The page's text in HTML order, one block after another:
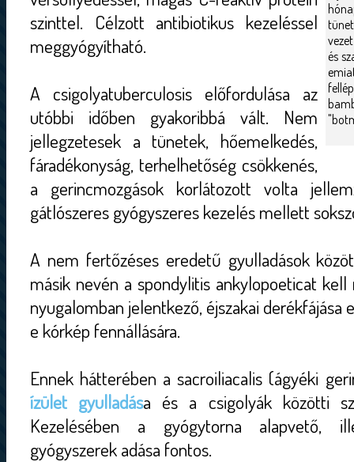
és
szinttel. Célzott antibiotikus kezeléssel
meggyógyítható.
A csigolyatuberculosis előfordulása az
utóbbi időben gyakoribbá vált. Nem
jellegzetesek a tünetek, hőemelkedés,
fáradékonyság, terhelhetőség csökkenés,
a gerincmozgások korlátozott volta
gátlószeres gyógyszeres kezelés mellett
A nem fertőzéses eredetű gyulladások
másik nevén a spondylitis ankylopoeticat
nyugalomban jelentkező, éjszakai
e kórkép fennállására.
Ennek hátterében a sacroiliacalis (ágyéki
ízület gyulladása és a csigolyák közötti
Kezelésében a gyógytorna alapvető,
gyógyszerek adása fontos.